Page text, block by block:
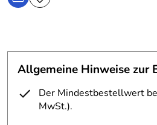
Allgemeine Hinweise zur
Der Mindestbestellwert
MwSt.).